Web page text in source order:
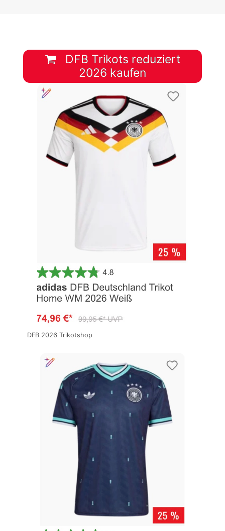
DFB Trikots reduziert
2026 kaufen
DFB 2026 Trikotshop